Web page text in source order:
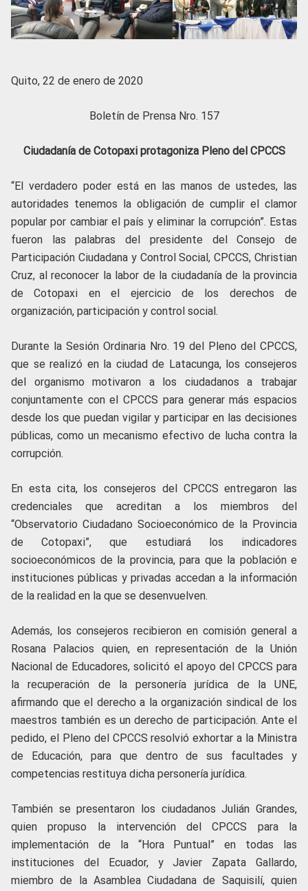
Quito, 22 de enero de 2020
Boletín de Prensa Nro. 157
Ciudadanía de Cotopaxi protagoniza Pleno del CPCCS
“El verdadero poder está en las manos de ustedes, las
autoridades tenemos la obligación de cumplir el clamor
popular por cambiar el país y eliminar la corrupción”. Estas
fueron las palabras del presidente del Consejo de
Participación Ciudadana y Control Social, CPCCS, Christian
Cruz, al reconocer la labor de la ciudadanía de la provincia
de Cotopaxi en el ejercicio de los derechos de
organización, participación y control social.
Durante la Sesión Ordinaria Nro. 19 del Pleno del CPCCS,
que se realizó en la ciudad de Latacunga, los consejeros
del organismo motivaron a los ciudadanos a trabajar
conjuntamente con el CPCCS para generar más espacios
desde los que puedan vigilar y participar en las decisiones
públicas, como un mecanismo efectivo de lucha contra la
corrupción.
En esta cita, los consejeros del CPCCS entregaron las
credenciales que acreditan a los miembros del
“Observatorio Ciudadano Socioeconómico de la Provincia
de Cotopaxi”, que estudiará los indicadores
socioeconómicos de la provincia, para que la población e
instituciones públicas y privadas accedan a la información
de la realidad en la que se desenvuelven.
Además, los consejeros recibieron en comisión general a
Rosana Palacios quien, en representación de la Unión
Nacional de Educadores, solicitó el apoyo del CPCCS para
la recuperación de la personería jurídica de la UNE,
afirmando que el derecho a la organización sindical de los
maestros también es un derecho de participación. Ante el
pedido, el Pleno del CPCCS resolvió exhortar a la Ministra
de Educación, para que dentro de sus facultades y
competencias restituya dicha personería jurídica.
También se presentaron los ciudadanos Julián Grandes,
quien propuso la intervención del CPCCS para la
implementación de la “Hora Puntual” en todas las
instituciones del Ecuador, y Javier Zapata Gallardo,
miembro de la Asamblea Ciudadana de Saquisilí, quien